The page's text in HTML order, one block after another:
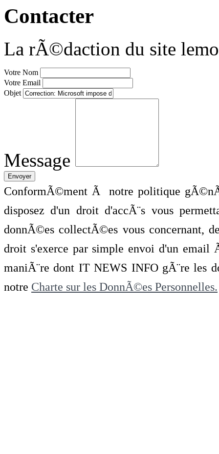
Contacter
La rÃ©daction du site
Votre Nom
Votre Email
Objet
Message
ConformÃ©ment Ã notre politique
disposez d'un droit d'accÃ¨s vous
donnÃ©es collectÃ©es vous concernant,
droit s'exerce par simple envoi d'un
maniÃ¨re dont IT NEWS INFO gÃ¨re les
notre Charte sur les DonnÃ©es Personnelles.